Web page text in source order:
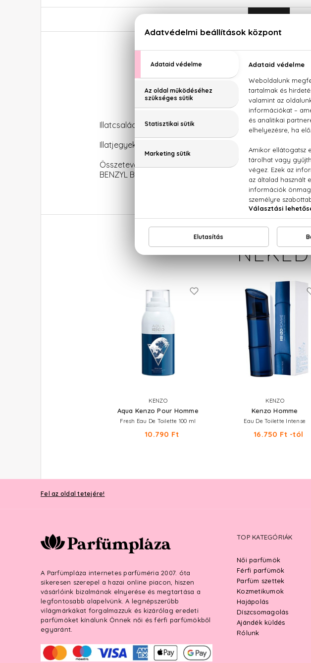
Kenzo
Illatcsalád: Virágos-fás
Illatjegyek: bergamott, koriander, kardamom, virágos
Összetevők: ALCOHOL, AQUA (WATER), PARFUM
BENZYL BENZOATE, CITRAL, ALPHA-ISOMETHYL IONONE,
KENZO
Aqua Kenzo Pour Homme
Fresh Eau De Toilette 100 ml
10.790 Ft
KENZO
Kenzo Homme
Eau De Toilette Intense
16.750 Ft -tól
Fel az oldal tetejére!
A Parfümpláza internetes parfüméria 2007. óta
sikeresen szerepel a hazai online piacon, hiszen
vásárlóink bizalmának elnyerése és megtartása a
legfontosabb alapelvünk. A legnépszerűbb
világmárkákat forgalmazzuk és kizárólag eredeti
parfümöket kínálunk Önnek női és férfi parfümökből
egyaránt.
TOP KATEGÓRIÁK
Női parfümök
Férfi parfümök
Parfüm szettek
Kozmetikumok
Hajápolás
Díszcsomagolás
Ajándék küldés
Rólunk